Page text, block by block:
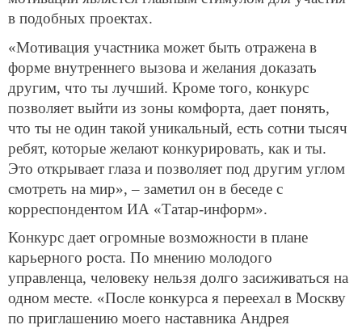
в подобных проектах.
«Мотивация участника может быть отражена в
форме внутреннего вызова и желания доказать
другим, что ты лучший. Кроме того, конкурс
позволяет выйти из зоны комфорта, дает понять,
что ты не один такой уникальный, есть сотни тысяч
ребят, которые желают конкурировать, как и ты.
Это открывает глаза и позволяет под другим углом
смотреть на мир», – заметил он в беседе с
корреспондентом ИА «Татар-информ».
Конкурс дает огромные возможности в плане
карьерного роста. По мнению молодого
управленца, человеку нельзя долго засиживаться на
одном месте. «После конкурса я переехал в Москву
по приглашению моего наставника Андрея